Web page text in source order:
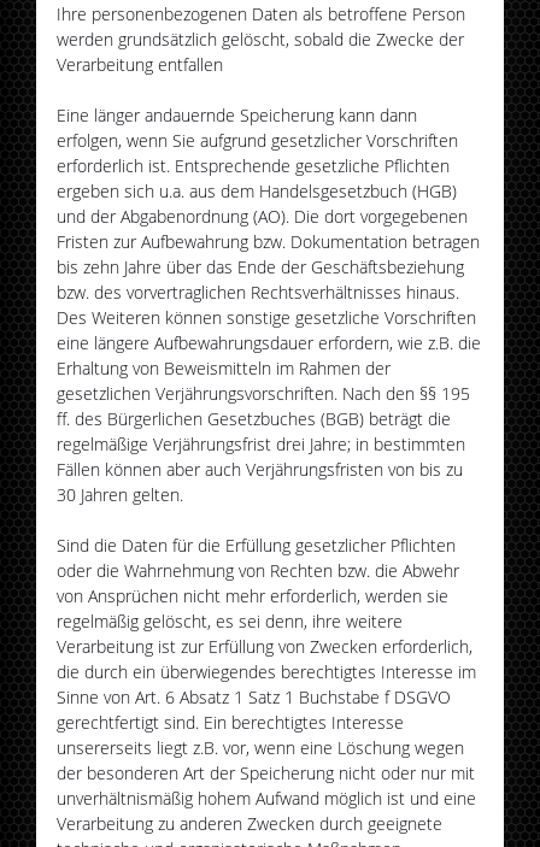
Ihre personenbezogenen Daten als betroffene Person
werden grundsätzlich gelöscht, sobald die Zwecke der
Verarbeitung entfallen
Eine länger andauernde Speicherung kann dann
erfolgen, wenn Sie aufgrund gesetzlicher Vorschriften
erforderlich ist. Entsprechende gesetzliche Pflichten
ergeben sich u.a. aus dem Handelsgesetzbuch (HGB)
und der Abgabenordnung (AO). Die dort vorgegebenen
Fristen zur Aufbewahrung bzw. Dokumentation betragen
bis zehn Jahre über das Ende der Geschäftsbeziehung
bzw. des vorvertraglichen Rechtsverhältnisses hinaus.
Des Weiteren können sonstige gesetzliche Vorschriften
eine längere Aufbewahrungsdauer erfordern, wie z.B. die
Erhaltung von Beweismitteln im Rahmen der
gesetzlichen Verjährungsvorschriften. Nach den §§ 195
ff. des Bürgerlichen Gesetzbuches (BGB) beträgt die
regelmäßige Verjährungsfrist drei Jahre; in bestimmten
Fällen können aber auch Verjährungsfristen von bis zu
30 Jahren gelten.
Sind die Daten für die Erfüllung gesetzlicher Pflichten
oder die Wahrnehmung von Rechten bzw. die Abwehr
von Ansprüchen nicht mehr erforderlich, werden sie
regelmäßig gelöscht, es sei denn, ihre weitere
Verarbeitung ist zur Erfüllung von Zwecken erforderlich,
die durch ein überwiegendes berechtigtes Interesse im
Sinne von Art. 6 Absatz 1 Satz 1 Buchstabe f DSGVO
gerechtfertigt sind. Ein berechtigtes Interesse
unsererseits liegt z.B. vor, wenn eine Löschung wegen
der besonderen Art der Speicherung nicht oder nur mit
unverhältnismäßig hohem Aufwand möglich ist und eine
Verarbeitung zu anderen Zwecken durch geeignete